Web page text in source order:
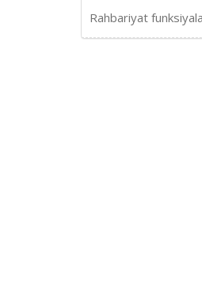
Rahbariyat